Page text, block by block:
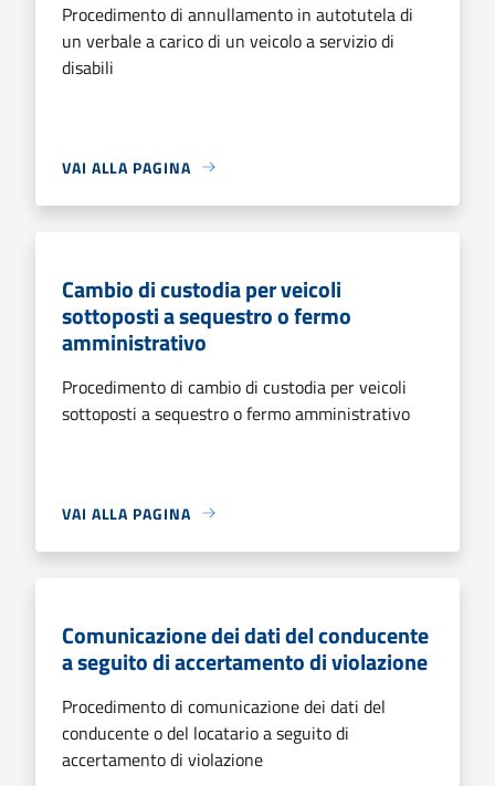
Procedimento di annullamento in autotutela di
un verbale a carico di un veicolo a servizio di
disabili
VAI ALLA PAGINA
Cambio di custodia per veicoli
sottoposti a sequestro o fermo
amministrativo
Procedimento di cambio di custodia per veicoli
sottoposti a sequestro o fermo amministrativo
VAI ALLA PAGINA
Comunicazione dei dati del conducente
a seguito di accertamento di violazione
Procedimento di comunicazione dei dati del
conducente o del locatario a seguito di
accertamento di violazione